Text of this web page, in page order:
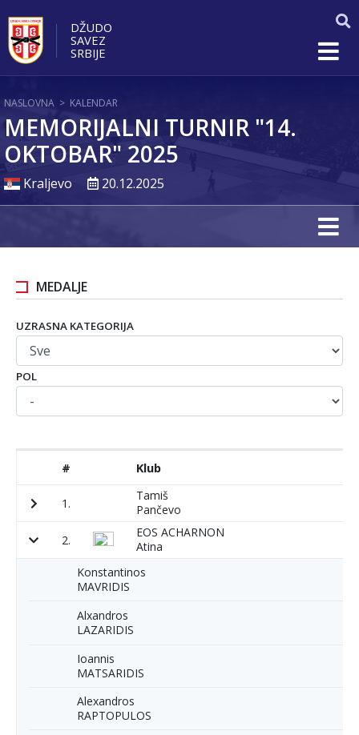
DŽUDO
SAVEZ
SRBIJE
NASLOVNA > KALENDAR
MEMORIJALNI TURNIR "14.
OKTOBAR" 2025
Kraljevo 20.12.2025
MEDALJE
UZRASNA KATEGORIJA
POL
# Klub
1.
Tamiš
Pančevo
2.
EOS ACHARNON
Atina
Konstantinos
MAVRIDIS
Alxandros
LAZARIDIS
Ioannis
MATSARIDIS
Alexandros
RAPTOPULOS